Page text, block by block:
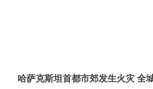
哈萨克斯坦首都市郊发生火灾 全